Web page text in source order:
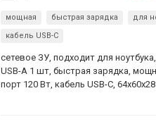
мощная быстрая зарядка
для
кабель USB-C
сетевое ЗУ, подходит для
USB-A 1 шт, быстрая зарядка,
порт 120 Вт, кабель USB-C,